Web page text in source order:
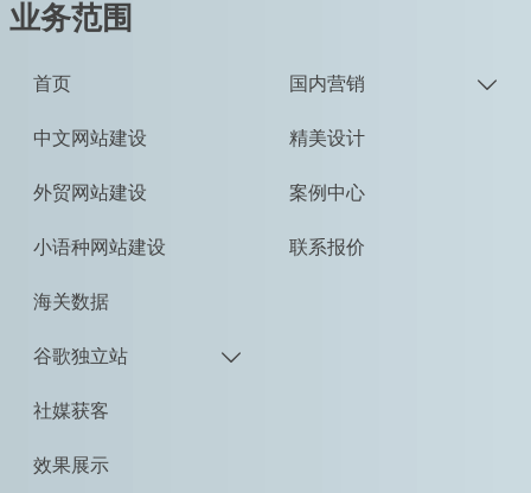
业务范围
首页
中文网站建设
外贸网站建设
小语种网站建设
海关数据
谷歌独立站 
社媒获客
效果展示
国内营销 
精美设计
案例中心
联系报价